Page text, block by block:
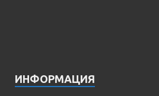
ИНФОРМАЦИЯ